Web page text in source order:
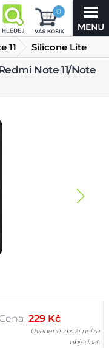
0
11
Silicone Lite
Case pro Xiaomi
Note 11/Note 11S
Note 11/Note
Cena 229 Kč
Uvedené zboží nelze
objednat.